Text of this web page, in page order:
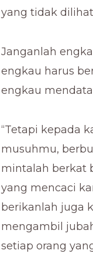
yang tidak
Janganlah
engkau harus
engkau
“Tetapi kepada
musuhmu,
mintalah berkat
yang mencaci
berikanlah juga
mengambil
setiap orang